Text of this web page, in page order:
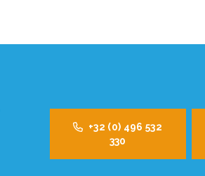
+32 (0) 496 532
330